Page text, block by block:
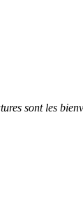
sont les